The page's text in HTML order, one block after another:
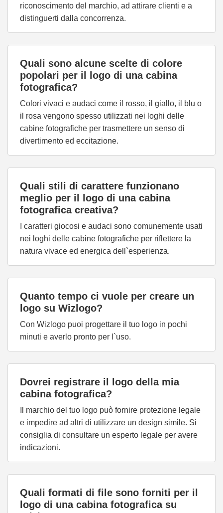
riconoscimento del marchio, ad attirare clienti e a
distinguerti dalla concorrenza.
Quali sono alcune scelte di colore
popolari per il logo di una cabina
fotografica?
Colori vivaci e audaci come il rosso, il giallo, il blu o
il rosa vengono spesso utilizzati nei loghi delle
cabine fotografiche per trasmettere un senso di
divertimento ed eccitazione.
Quali stili di carattere funzionano
meglio per il logo di una cabina
fotografica creativa?
I caratteri giocosi e audaci sono comunemente usati
nei loghi delle cabine fotografiche per riflettere la
natura vivace ed energica dell`esperienza.
Quanto tempo ci vuole per creare un
logo su Wizlogo?
Con Wizlogo puoi progettare il tuo logo in pochi
minuti e averlo pronto per l`uso.
Dovrei registrare il logo della mia
cabina fotografica?
Il marchio del tuo logo può fornire protezione legale
e impedire ad altri di utilizzare un design simile. Si
consiglia di consultare un esperto legale per avere
indicazioni.
Quali formati di file sono forniti per il
logo di una cabina fotografica su